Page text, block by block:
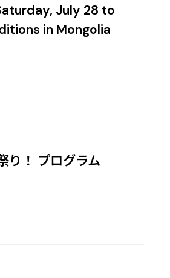
July 28 to
in Mongolia
り！ プログラム